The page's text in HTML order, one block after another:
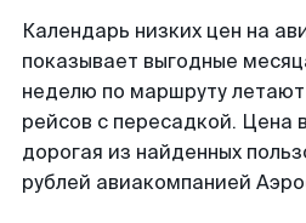
Календарь низких цен на
показывает выгодные
неделю по маршруту
рейсов с пересадкой. Цена
дорогая из найденных
рублей авиакомпанией